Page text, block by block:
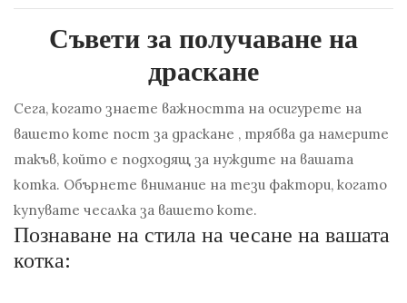
Съвети за получаване на
драскане
Сега, когато знаете важността на осигурете на
вашето коте пост за драскане , трябва да намерите
такъв, който е подходящ за нуждите на вашата
котка. Обърнете внимание на тези фактори, когато
купувате чесалка за вашето коте.
Познаване на стила на чесане на вашата
котка: